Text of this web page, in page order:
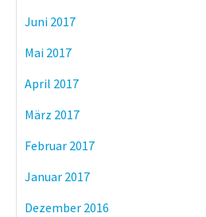
Juni 2017
Mai 2017
April 2017
März 2017
Februar 2017
Januar 2017
Dezember 2016